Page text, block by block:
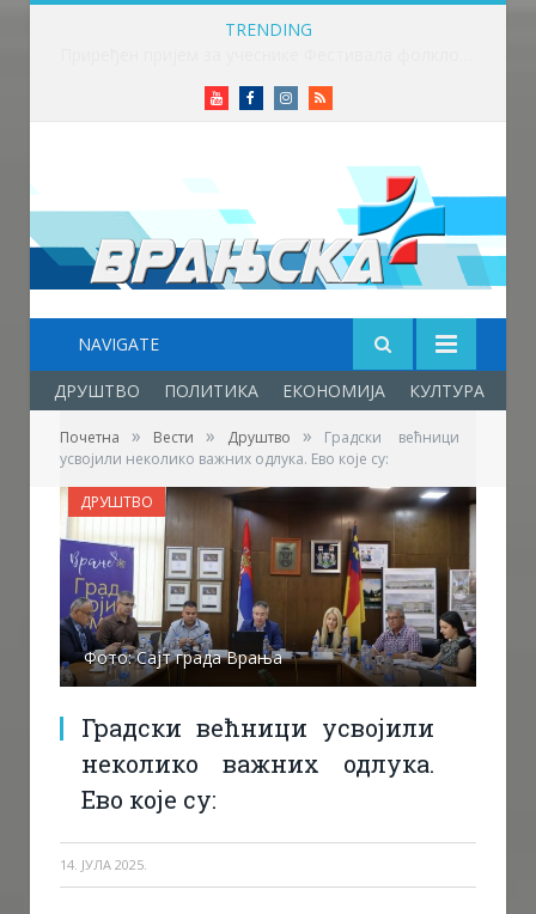
TRENDING
YoutubeFacebookInstagram
RSS
NAVIGATE
ДРУШТВО ПОЛИТИКА ЕКОНОМИЈА КУЛТУРА
Почетна » Вести » Друштво »
Градски већници
усвојили неколико важних одлука. Ево које су:
Фото: Сајт града Врања
Градски већници усвојили
неколико важних одлука.
Ево које су:
14. ЈУЛА 2025.
ДРУШТВО